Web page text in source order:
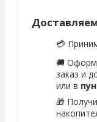
💳
🚚
заказ и
или в
🎁